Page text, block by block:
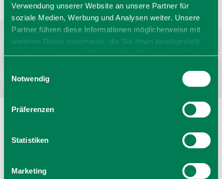
Verwendung unserer Website an unsere Partner für
soziale Medien, Werbung und Analysen weiter. Unsere
Partner führen diese Informationen möglicherweise mit
weiteren Daten zusammen, die Sie ihnen bereitgestellt
Cookies, wenn Sie unsere Webseite weiterhin nutzen.
Notwendig
Präferenzen
Statistiken
Marketing
Barrierefrei reisen Filmregion
Prospekte
Kontakt
Impressum
Datenschutz
Erklärung zur Barrierefreiheit
Bayern - traditionell anders